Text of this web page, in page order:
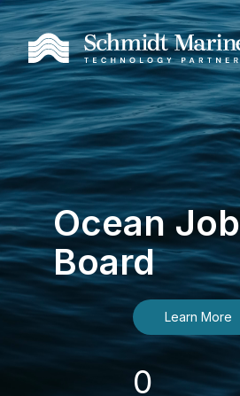
Ocean Job
Board
Learn More
0